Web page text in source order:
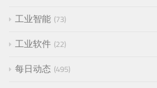
工业智能 73
工业软件 22
每日动态 495